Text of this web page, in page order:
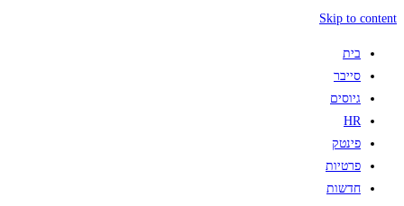
Skip to content
בית
סייבר
גיוסים
HR
פינטק
פרטיות
חדשות